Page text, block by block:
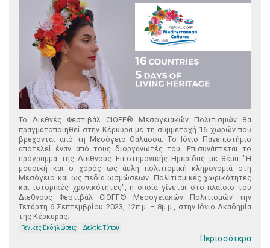
Το Διεθνές Φεστιβάλ CIOFF® Μεσογειακών Πολιτισμών θα
πραγματοποιηθεί στην Κέρκυρα με τη συμμετοχή 16 χωρών που
βρέχονται από τη Μεσόγειο Θάλασσα. Tο Ιόνιο Πανεπιστήμιο
αποτελεί έναν από τους διοργανωτές του. Επισυνάπτεται το
πρόγραμμα της Διεθνούς Επιστημονικής Ημερίδας με θέμα "Η
μουσική και ο χορός ως άυλη πολιτισμική κληρονομιά στη
Μεσόγειο και ως πεδία ωσμώσεων. Πολιτισμικές χωρικότητες
και ιστορικές χρονικότητες", η οποία γίνεται στο πλαίσιο του
Διεθνούς Φεστιβάλ CIOFF® Μεσογειακών Πολιτισμών την
Τετάρτη 6 Σεπτεμβρίου 2023, 12π.μ. – 8μ.μ., στην Ιόνιο Ακαδημία
της Κέρκυρας.
Γενικές Εκδηλώσεις Δελτία Τύπου
Περισσότερα